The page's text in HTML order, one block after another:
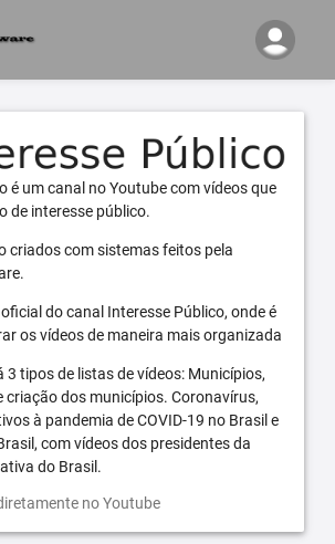
é um canal no Youtube com vídeos que
de interesse público.
criados com sistemas feitos pela
do canal Interesse Público, onde é
os vídeos de maneira mais organizada
3 tipos de listas de vídeos: Municípios,
criação dos municípios. Coronavírus,
à pandemia de COVID-19 no Brasil e
com vídeos dos presidentes da
do Brasil.
no Youtube